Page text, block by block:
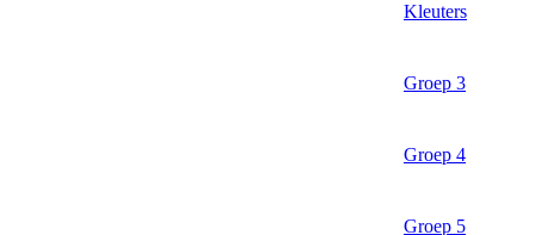
Kleuters
Groep 3
Groep 4
Groep 5